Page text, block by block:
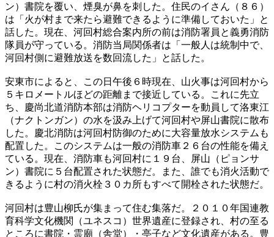
ン）書院を覆い、煙臭が鼻を刺した。住民のイさん（８６）
は「火が村まで来たら避難できるように準備しておいた」と
話した。現在、河回村総合案内所の前は消防署員と義勇消防
隊員が守っている。消防当局関係者は「一般人は統制中で、
河回村側に避難放送を数回流した」と話した。
安東市によると、この日午後６時現在、山火事は河回村から
５キロメートルほどの距離まで接近している。これに先立
ち、慶尚北道消防本部は消防ヘリコプターを動員して洛東江
（ナクトンガン）の水を汲み上げて河回村や屏山書院に散布
した。慶北消防は河回村防御のために大容量放水システムも
配置した。このシステムは一般の消防車２６台の性能を備え
ている。現在、消防車も河回村に１９台、屏山（ピョンサ
ン）書院に５台配置された状態だ。また、誰でも消火活動で
きるように村の消火栓３０カ所もすべて開栓された状態だ。
河回村は豊山柳氏が集まって住む集落だ。２０１０年国連教
育科学文化機関（ユネスコ）世界遺産に登録され、村の至る
ところに書院・霊廟（舎堂）・亭子など文化遺産がある。豊